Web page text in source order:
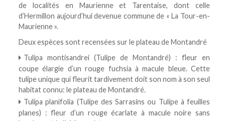
de localités en Maurienne et Tarentaise, dont celle
d’Hermillon aujourd’hui devenue commune de « La Tour-en-
Maurienne ».
Deux espèces sont recensées sur le plateau de Montandré
Tulipa montisandrei (Tulipe de Montandré) : fleur en
coupe élargie d’un rouge fuchsia à macule bleue. Cette
tulipe unique qui fleurit tardivement doit son nom à son seul
habitat connu: le plateau de Montandré.
Tulipa planifolia (Tulipe des Sarrasins ou Tulipe à feuilles
planes) : fleur d’un rouge écarlate à macule noire sans